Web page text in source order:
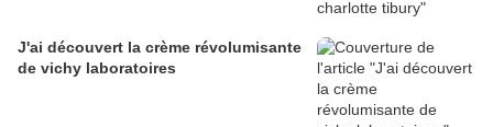
J'ai découvert la crème révolumisante
de vichy laboratoires